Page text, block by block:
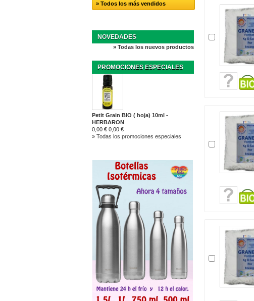
» Todos los más vendidos
NOVEDADES
» Todas los nuevos productos
PROMOCIONES ESPECIALES
Petit Grain BIO ( hoja) 10ml -
HERBARON
0,00 € 0,00 €
» Todas los promociones especiales